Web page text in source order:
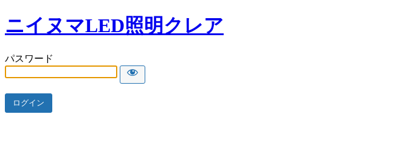
ニイヌマLED照明クレア
パスワード